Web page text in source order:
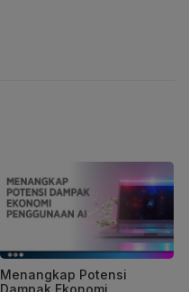
Menangkap Potensi